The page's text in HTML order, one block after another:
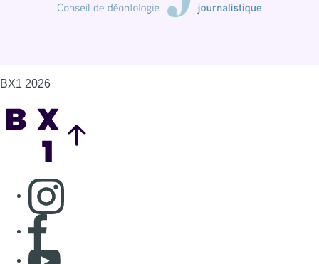
BX1 2026
Consulter page Instagram
Consulter page Facebook
Consulter Youtube